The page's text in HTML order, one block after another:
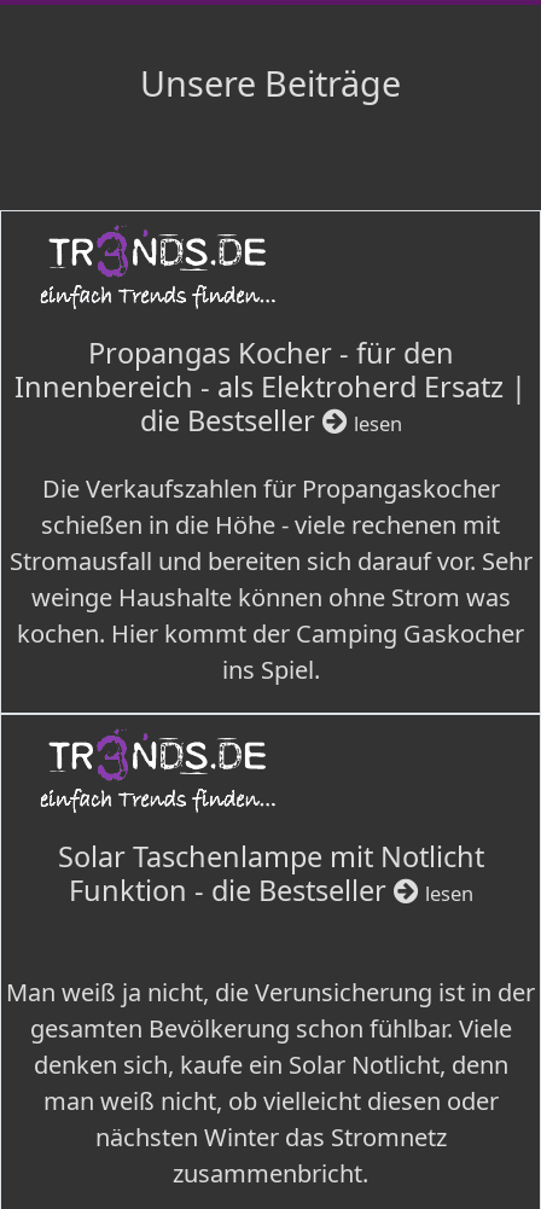
Unsere Beiträge
Propangas Kocher - für den
Innenbereich - als Elektroherd Ersatz |
die Bestseller
lesen
Die Verkaufszahlen für Propangaskocher
schießen in die Höhe - viele rechenen mit
Stromausfall und bereiten sich darauf vor. Sehr
weinge Haushalte können ohne Strom was
kochen. Hier kommt der Camping Gaskocher
ins Spiel.
Solar Taschenlampe mit Notlicht
Funktion - die Bestseller
lesen
Man weiß ja nicht, die Verunsicherung ist in der
gesamten Bevölkerung schon fühlbar. Viele
denken sich, kaufe ein Solar Notlicht, denn
man weiß nicht, ob vielleicht diesen oder
nächsten Winter das Stromnetz
zusammenbricht.